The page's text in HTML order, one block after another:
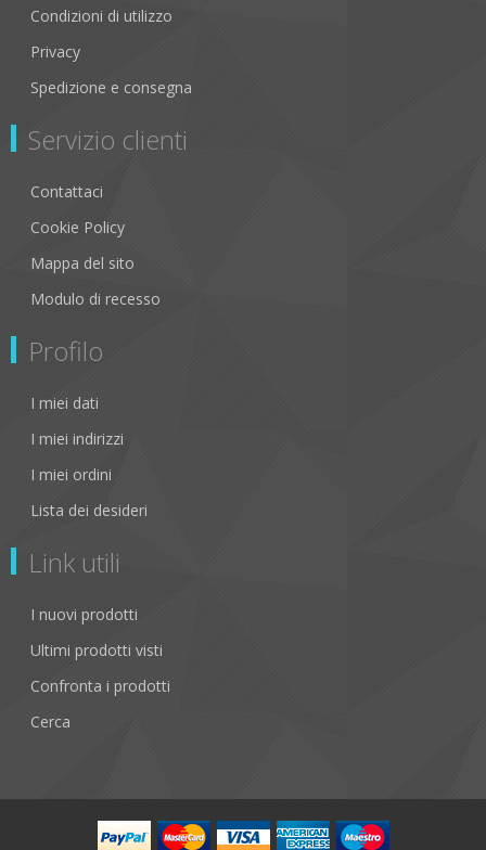
Condizioni di utilizzo
Privacy
Spedizione e consegna
Servizio clienti
Contattaci
Cookie Policy
Mappa del sito
Modulo di recesso
Profilo
I miei dati
I miei indirizzi
I miei ordini
Lista dei desideri
Link utili
I nuovi prodotti
Ultimi prodotti visti
Confronta i prodotti
Cerca